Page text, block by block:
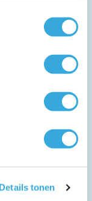
Details tonen
. Deze